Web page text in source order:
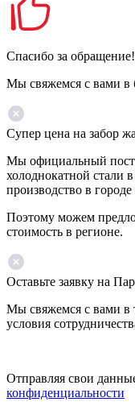
Спасибо за обращение!
Мы свяжемся с вами в
Супер цена на забор
Мы официальный
холоднокатной стали
производство в
Поэтому можем
стоимость в регионе.
Оставьте заявку на
Мы свяжемся с вами в
условия
Отправляя свои
конфиденциальности